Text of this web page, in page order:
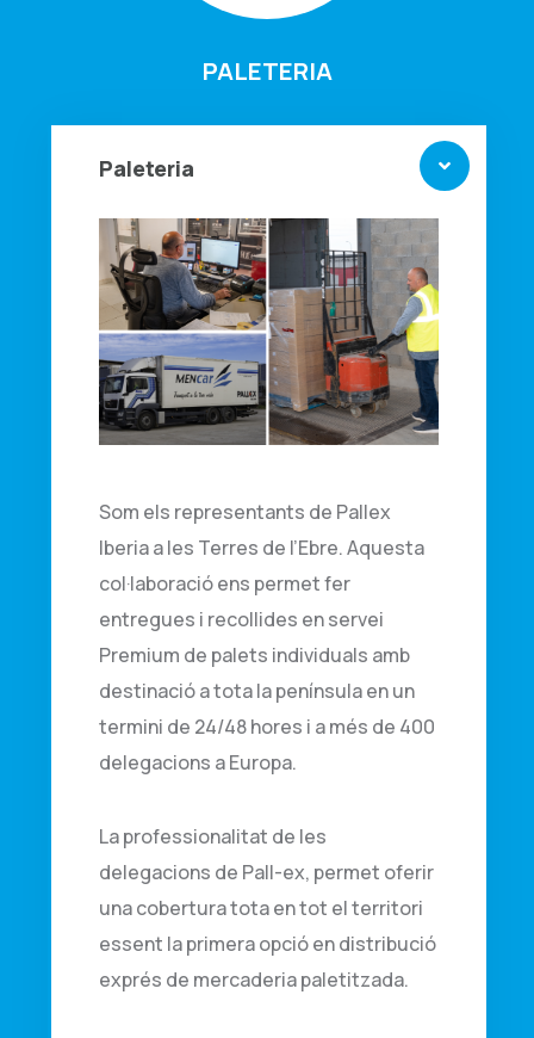
Paleteria
Som els representants de Pallex
Iberia a les Terres de l’Ebre. Aquesta
col·laboració ens permet fer
entregues i recollides en servei
Premium de palets individuals amb
destinació a tota la península en un
termini de 24/48 hores i a més de 400
delegacions a Europa.
La professionalitat de les
delegacions de Pall-ex, permet oferir
una cobertura tota en tot el territori
essent la primera opció en distribució
exprés de mercaderia paletitzada.
PALETERIA